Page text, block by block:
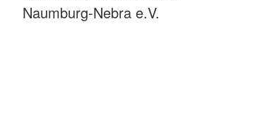
Naumburg-Nebra e.V.